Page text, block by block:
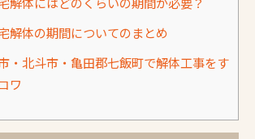
解体の期間についてのまとめ
・北斗市・亀田郡七飯町で解体工事をす
ワ